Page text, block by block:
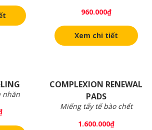
960.000₫
Xem chi tiết
nhăn
COMPLEXION RENEWAL
PADS
Miếng tẩy tế bào chết
1.600.000₫